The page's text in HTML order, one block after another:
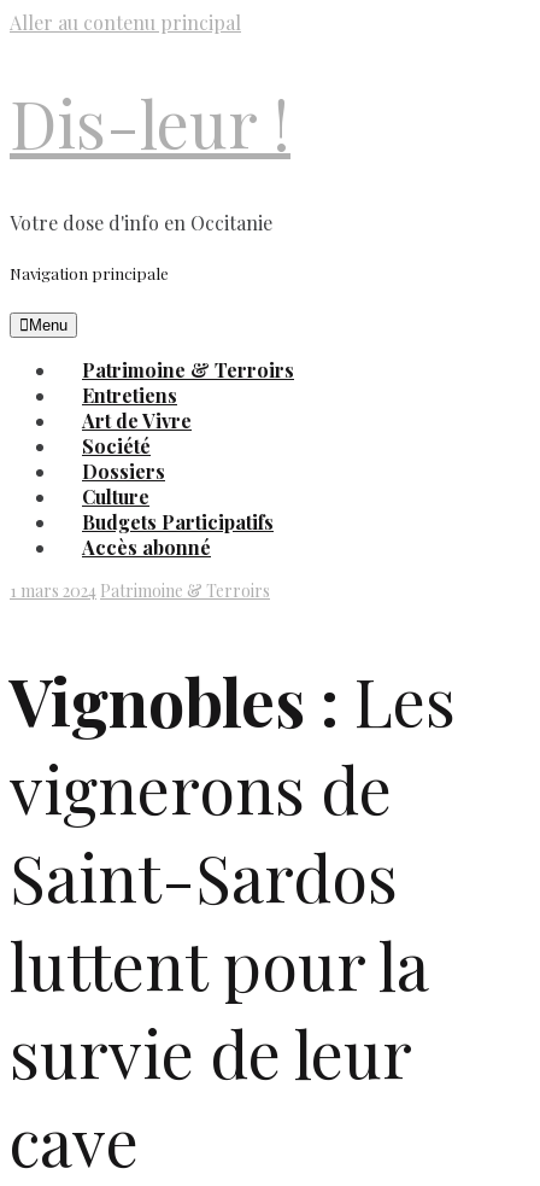
Aller au contenu principal
Dis-leur !
Votre dose d'info en Occitanie
Navigation principale
Menu
Patrimoine & Terroirs
Entretiens
Art de Vivre
Société
Dossiers
Culture
Budgets Participatifs
Accès abonné
1 mars 2024 Patrimoine & Terroirs
Vignobles : Les
vignerons de
Saint-Sardos
luttent pour la
survie de leur
cave